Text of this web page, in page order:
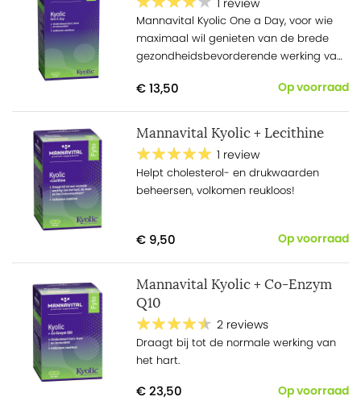
1 review
Mannavital Kyolic One a Day, voor wie
maximaal wil genieten van de brede
gezondheidsbevorderende werking van
€ 13,50 Op voorraad
Mannavital Kyolic + Lecithine
1 review
Helpt cholesterol- en drukwaarden
beheersen, volkomen reukloos!
€ 9,50 Op voorraad
Mannavital Kyolic + Co-Enzym
Q10
2 reviews
Draagt bij tot de normale werking van
het hart.
€ 23,50 Op voorraad